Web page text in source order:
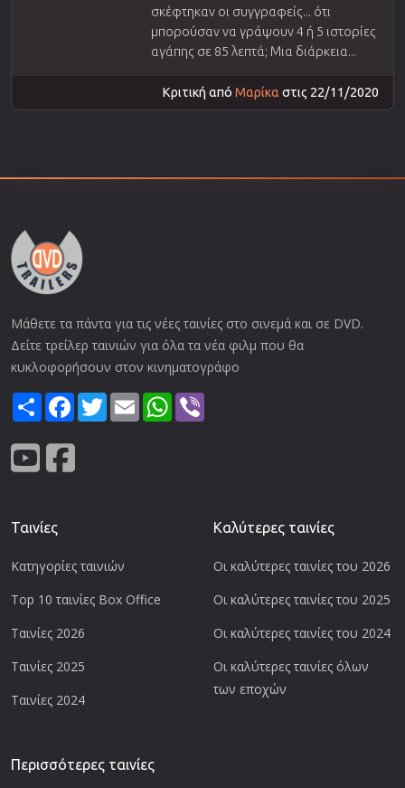
σκέφτηκαν οι συγγραφείς... ότι
μπορούσαν να γράψουν 4 ή 5 ιστορίες
αγάπης σε 85 λεπτά; Μια διάρκεια...
Κριτική από Μαρίκα στις 22/11/2020
Μάθετε τα πάντα για τις νέες ταινίες στο σινεμά και σε DVD.
Δείτε τρείλερ ταινιών για όλα τα νέα φιλμ που θα
κυκλοφορήσουν στον κινηματογράφο
ShareFacebook
TwitterEmail WhatsApp
Ταινίες
Κατηγορίες ταινιών
Top 10 ταινίες Box Office
Ταινίες 2026
Ταινίες 2025
Ταινίες 2024
Καλύτερες ταινίες
Οι καλύτερες ταινίες του 2026
Οι καλύτερες ταινίες του 2025
Οι καλύτερες ταινίες του 2024
Οι καλύτερες ταινίες όλων
των εποχών
Περισσότερες ταινίες